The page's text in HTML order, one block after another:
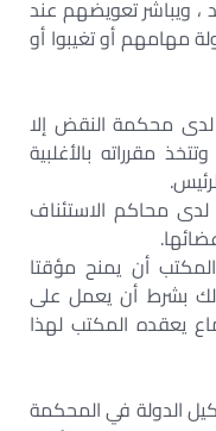
، ويباشر تعويضهم عند
مهامهم أو تغيبوا أو
محكمة النقض إلا
مقرراته بالأغلبية
لدى محاكم الاستئناف
أن يمنح مؤقتا
بشرط أن يعمل على
يعقده المكتب لهذا
الدولة في المحكمة